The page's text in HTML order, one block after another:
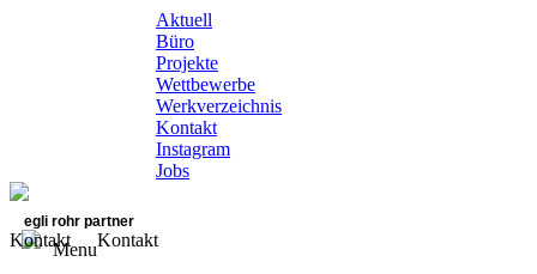
Aktuell
Büro
Projekte
Wettbewerbe
Werkverzeichnis
Kontakt
Instagram
Jobs
egli rohr partner
Menu
Kontakt Kontakt